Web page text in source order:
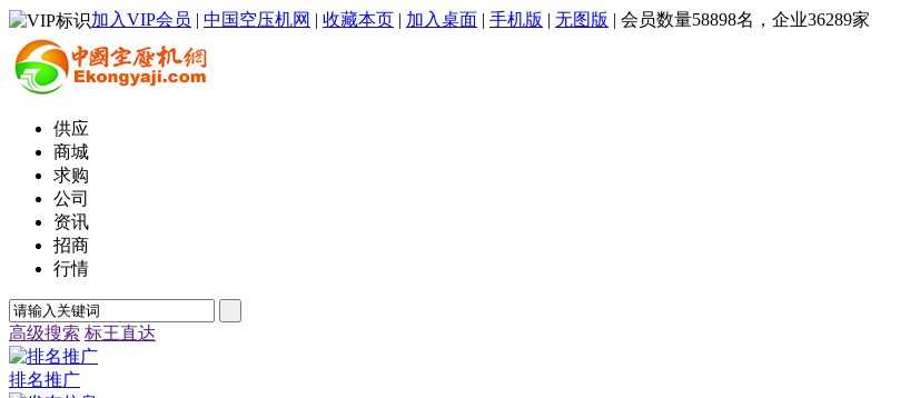
加入VIP会员 | 中国空压机网 | 收藏本页 | 加入桌面 | 手机版 | 无图版 | 会员数量58898名，企业36289家
供应
商城
求购
公司
资讯
招商
行情
高级搜索 标王直达
排名推广